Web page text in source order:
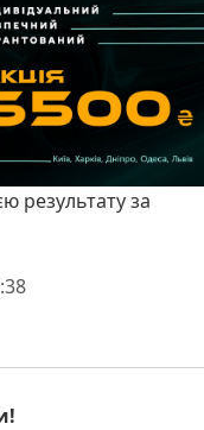
результату за